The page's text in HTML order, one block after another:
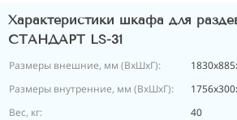
Характеристики шкафа для
СТАНДАРТ LS-31
Размеры внешние, мм (ВхШхГ):
Размеры внутренние, мм (ВхШхГ):
Вес, кг:
40